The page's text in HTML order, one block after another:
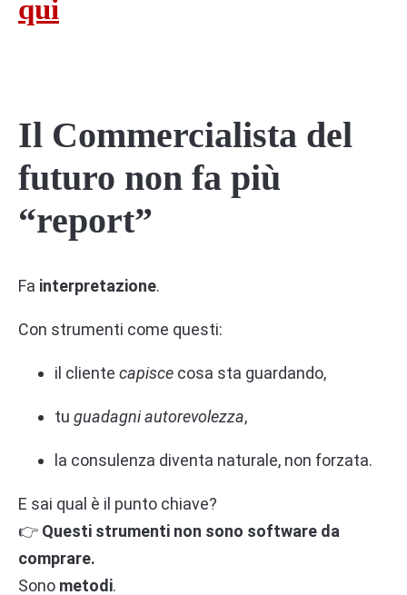
qui
Il Commercialista del
futuro non fa più
“report”
Fa interpretazione.
Con strumenti come questi:
il cliente capisce cosa sta guardando,
tu guadagni autorevolezza,
la consulenza diventa naturale, non forzata.
E sai qual è il punto chiave?
👉 Questi strumenti non sono software da
comprare.
Sono metodi.